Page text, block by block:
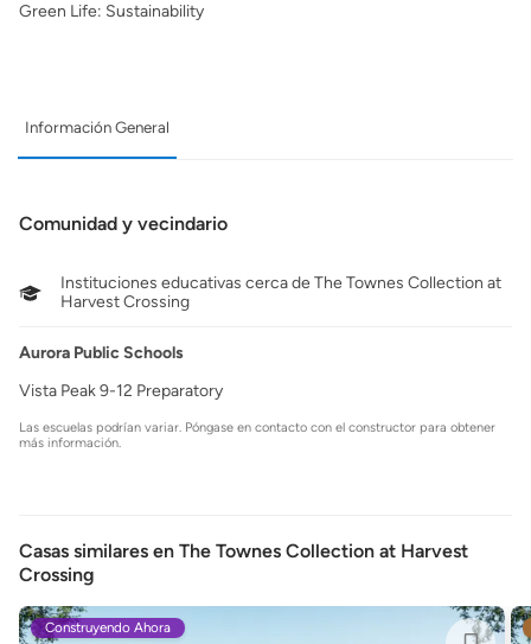
Green Life: Sustainability
Información General
Comunidad y vecindario
Instituciones educativas cerca de The Townes Collection at
Harvest Crossing
Aurora Public Schools
Vista Peak 9-12 Preparatory
Las escuelas podrían variar. Póngase en contacto con el constructor para obtener
más información.
Casas similares en The Townes Collection at Harvest
Crossing
Construyendo Ahora